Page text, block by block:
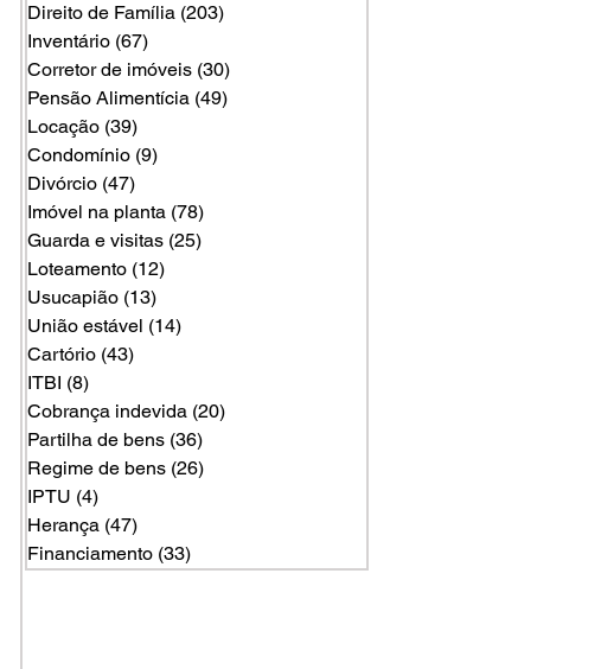
Direito de Família (203)
Inventário (67)
Corretor de imóveis (30)
Pensão Alimentícia (49)
Locação (39)
Condomínio (9)
Divórcio (47)
Imóvel na planta (78)
Guarda e visitas (25)
Loteamento (12)
Usucapião (13)
União estável (14)
Cartório (43)
ITBI (8)
Cobrança indevida (20)
Partilha de bens (36)
Regime de bens (26)
IPTU (4)
Herança (47)
Financiamento (33)